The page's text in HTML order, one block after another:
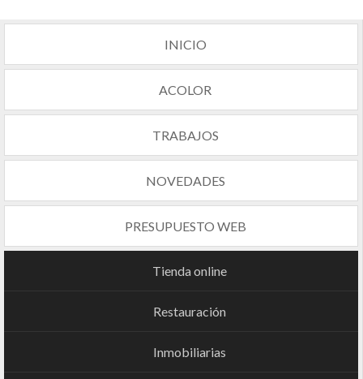
INICIO
ACOLOR
TRABAJOS
NOVEDADES
PRESUPUESTO WEB
Tienda online
Restauración
Inmobiliarias